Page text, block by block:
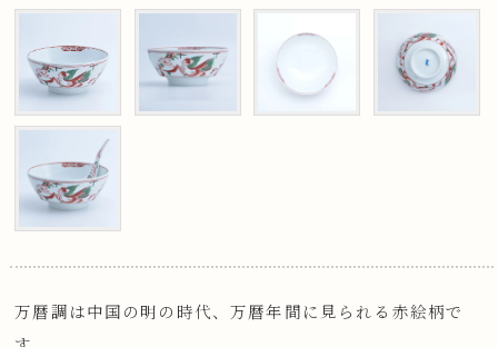
万暦調は中国の明の時代、万暦年間に見られる赤絵柄で